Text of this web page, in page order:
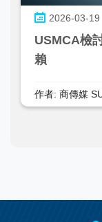
2026-03-19
USMCA檢
賴
作者: 商傳媒